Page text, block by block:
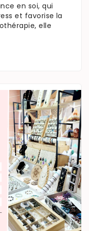
en soi, qui
et favorise la
elle